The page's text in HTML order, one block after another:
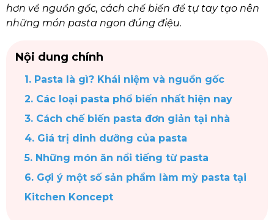
hơn về nguồn gốc, cách chế biến để tự tay tạo nên
những món pasta ngon đúng điệu.
Nội dung chính
1. Pasta là gì? Khái niệm và nguồn gốc
2. Các loại pasta phổ biến nhất hiện nay
3. Cách chế biến pasta đơn giản tại nhà
4. Giá trị dinh dưỡng của pasta
5. Những món ăn nổi tiếng từ pasta
6. Gợi ý một số sản phẩm làm mỳ pasta tại
Kitchen Koncept